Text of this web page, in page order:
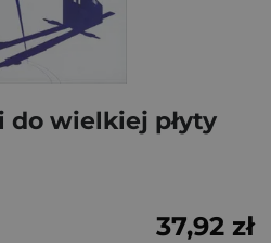
wielkiej płyty
37,92 zł